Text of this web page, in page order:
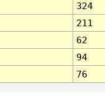
324
211
62
94
76